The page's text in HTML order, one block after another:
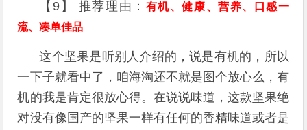
【9】 推荐理由： 有机、健康、营养、口感一
流、凑单佳品
这个坚果是听别人介绍的，说是有机的，所以
一下子就看中了，咱海淘还不就是图个放心么，有
机的我是肯定很放心得。在说说味道，这款坚果绝
对没有像国产的坚果一样有任何的香精味道或者是